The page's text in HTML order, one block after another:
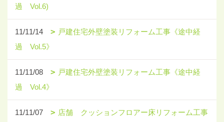
過 Vol.6)
11/11/14
戸建住宅外壁塗装リフォーム工事《途中経
過 Vol.5》
11/11/08
戸建住宅外壁塗装リフォーム工事《途中経
過 Vol.4》
11/11/07
店舗 クッションフロアー床リフォーム工事